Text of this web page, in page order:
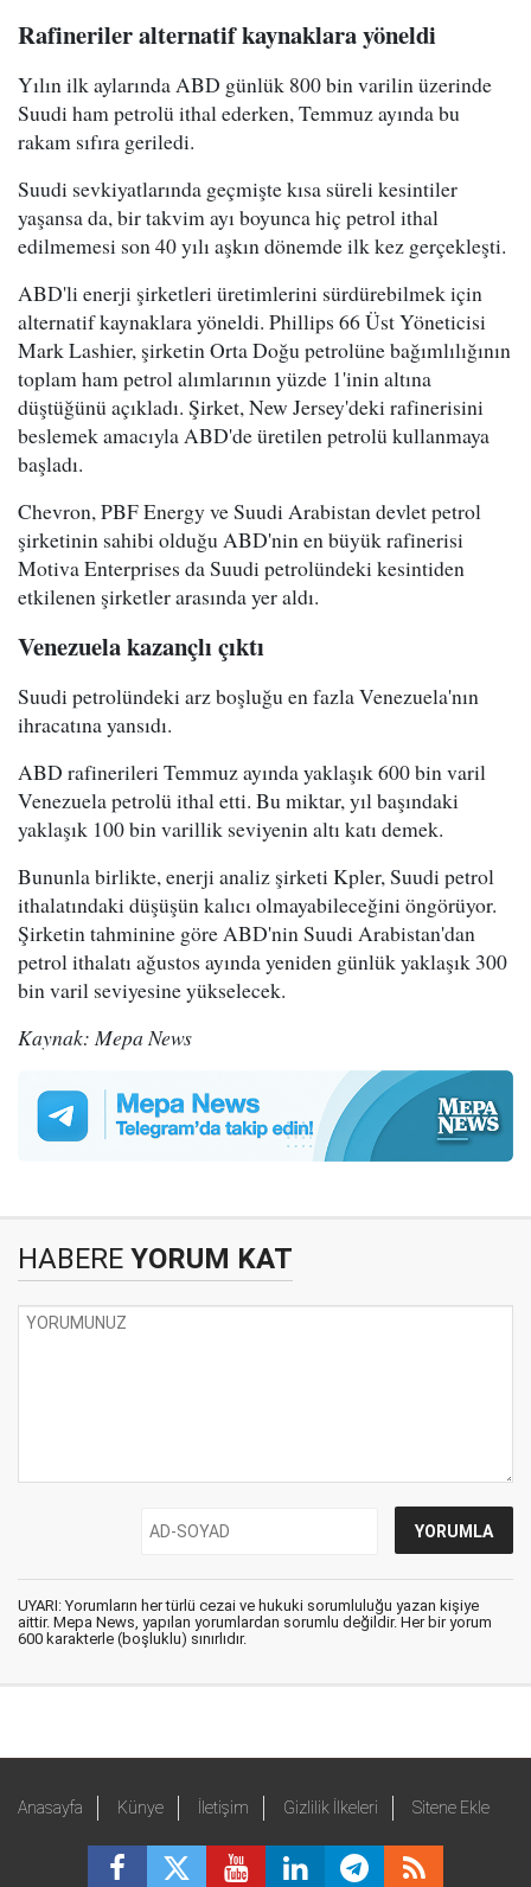
Rafineriler alternatif kaynaklara yöneldi
Yılın ilk aylarında ABD günlük 800 bin varilin üzerinde
Suudi ham petrolü ithal ederken, Temmuz ayında bu
rakam sıfıra geriledi.
Suudi sevkiyatlarında geçmişte kısa süreli kesintiler
yaşansa da, bir takvim ayı boyunca hiç petrol ithal
edilmemesi son 40 yılı aşkın dönemde ilk kez gerçekleşti.
ABD'li enerji şirketleri üretimlerini sürdürebilmek için
alternatif kaynaklara yöneldi. Phillips 66 Üst Yöneticisi
Mark Lashier, şirketin Orta Doğu petrolüne bağımlılığının
toplam ham petrol alımlarının yüzde 1'inin altına
düştüğünü açıkladı. Şirket, New Jersey'deki rafinerisini
beslemek amacıyla ABD'de üretilen petrolü kullanmaya
başladı.
Chevron, PBF Energy ve Suudi Arabistan devlet petrol
şirketinin sahibi olduğu ABD'nin en büyük rafinerisi
Motiva Enterprises da Suudi petrolündeki kesintiden
etkilenen şirketler arasında yer aldı.
Venezuela kazançlı çıktı
Suudi petrolündeki arz boşluğu en fazla Venezuela'nın
ihracatına yansıdı.
ABD rafinerileri Temmuz ayında yaklaşık 600 bin varil
Venezuela petrolü ithal etti. Bu miktar, yıl başındaki
yaklaşık 100 bin varillik seviyenin altı katı demek.
Bununla birlikte, enerji analiz şirketi Kpler, Suudi petrol
ithalatındaki düşüşün kalıcı olmayabileceğini öngörüyor.
Şirketin tahminine göre ABD'nin Suudi Arabistan'dan
petrol ithalatı ağustos ayında yeniden günlük yaklaşık 300
bin varil seviyesine yükselecek.
Kaynak: Mepa News
HABERE YORUM KAT
UYARI: Yorumların her türlü cezai ve hukuki sorumluluğu yazan kişiye
aittir. Mepa News, yapılan yorumlardan sorumlu değildir. Her bir yorum
600 karakterle (boşluklu) sınırlıdır.
Anasayfa Künye İletişim Gizlilik İlkeleri Sitene Ekle